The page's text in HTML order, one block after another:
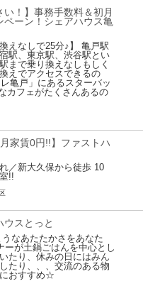
い！】事務手数料＆初月
ペーン！シェアハウス亀
えなしで25分♪】 亀戸駅
駅、東京駅、渋谷駅とい
まで乗り換えなしもしく
えでアクセスできるの
亀戸」にあるスターバッ
カフェがたくさんあるの
月家賃0円!!】ファストハ
／新大久保から徒歩 10
!!
ウスとっと
なあたたかさをあなた
ーが土鍋ごはんを中心とし
たり、休みの日にはみん
たり、、、交流のある物
おすすめ☆